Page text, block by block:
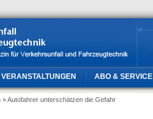
VERANSTALTUNGEN ABO & SERVICE
» Autofahrer unterschätzen die Gefahr